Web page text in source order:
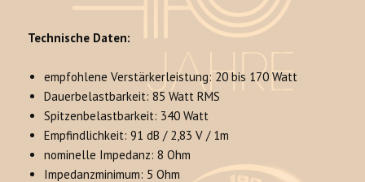
Technische Daten:
empfohlene Verstärkerleistung: 20 bis 170 Watt
Dauerbelastbarkeit: 85 Watt RMS
Spitzenbelastbarkeit: 340 Watt
Empfindlichkeit: 91 dB / 2,83 V / 1m
nominelle Impedanz: 8 Ohm
Impedanzminimum: 5 Ohm